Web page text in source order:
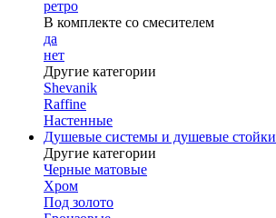
ретро
В комплекте со смесителем
да
нет
Другие категории
Shevanik
Raffine
Настенные
Душевые системы и душевые стойки
Другие категории
Черные матовые
Хром
Под золото